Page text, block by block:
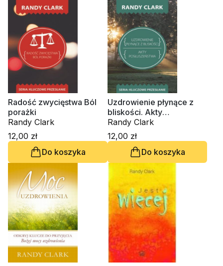
Radość zwycięstwa Ból
porażki
Randy Clark
12,00 zł
Do koszyka
Uzdrowienie płynące z
bliskości. Akty
posłuszeństwa
Randy Clark
12,00 zł
Do koszyka